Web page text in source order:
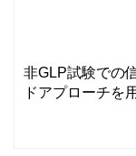
非GLP試験での
ドアプローチを